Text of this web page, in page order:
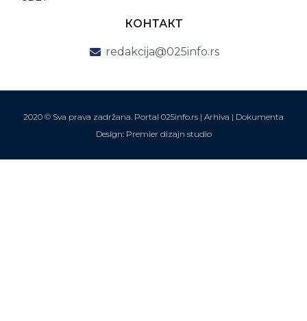
КОНТАКТ
redakcija@025info.rs
2020 © Sva prava zadržana. Portal 025info.rs | Arhiva | Dokumenta
Design: Premier dizajn studio